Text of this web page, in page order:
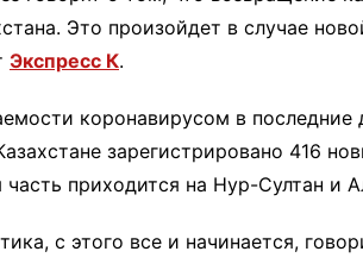
Это произойдет в случае
Экспресс К.
коронавирусом в
зарегистрировано 416
приходится на Нур-Султан и
с этого все и начинается,